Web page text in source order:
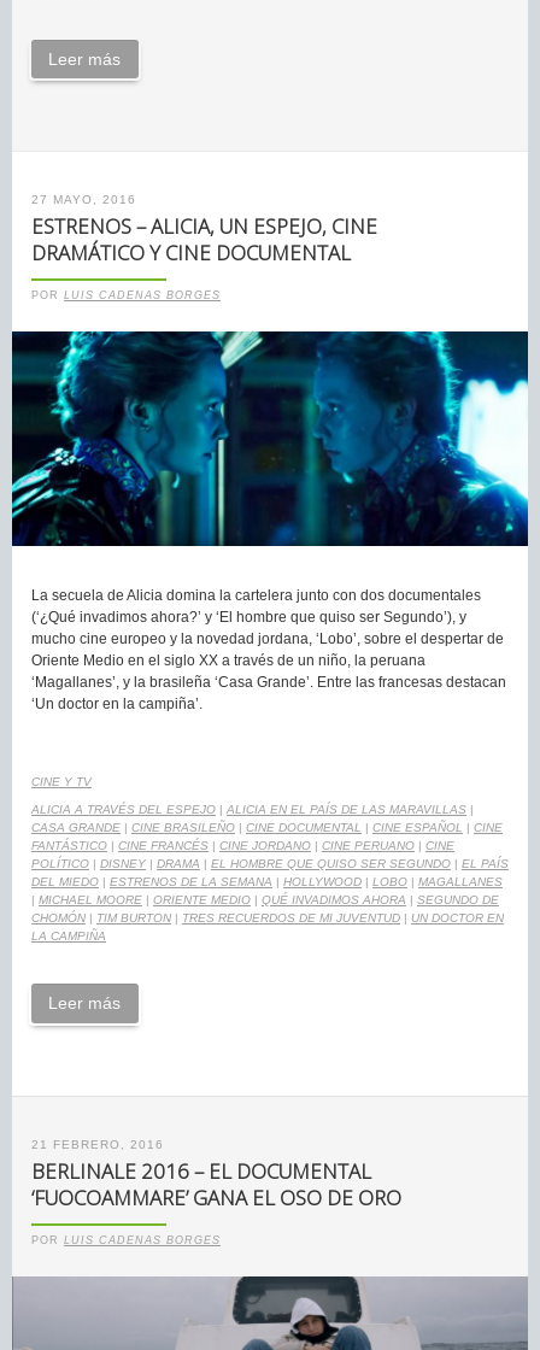
Leer más
27 MAYO, 2016
ESTRENOS – ALICIA, UN ESPEJO, CINE
DRAMÁTICO Y CINE DOCUMENTAL
POR LUIS CADENAS BORGES
La secuela de Alicia domina la cartelera junto con dos documentales
(‘¿Qué invadimos ahora?’ y ‘El hombre que quiso ser Segundo’), y
mucho cine europeo y la novedad jordana, ‘Lobo’, sobre el despertar de
Oriente Medio en el siglo XX a través de un niño, la peruana
‘Magallanes’, y la brasileña ‘Casa Grande’. Entre las francesas destacan
‘Un doctor en la campiña’.
CINE Y TV
ALICIA A TRAVÉS DEL ESPEJO | ALICIA EN EL PAÍS DE LAS MARAVILLAS |
CASA GRANDE | CINE BRASILEÑO | CINE DOCUMENTAL | CINE ESPAÑOL | CINE
FANTÁSTICO | CINE FRANCÉS | CINE JORDANO | CINE PERUANO | CINE
POLÍTICO | DISNEY | DRAMA | EL HOMBRE QUE QUISO SER SEGUNDO | EL PAÍS
DEL MIEDO | ESTRENOS DE LA SEMANA | HOLLYWOOD | LOBO | MAGALLANES
| MICHAEL MOORE | ORIENTE MEDIO | QUÉ INVADIMOS AHORA | SEGUNDO DE
CHOMÓN | TIM BURTON | TRES RECUERDOS DE MI JUVENTUD | UN DOCTOR EN
LA CAMPIÑA
Leer más
21 FEBRERO, 2016
BERLINALE 2016 – EL DOCUMENTAL
‘FUOCOAMMARE’ GANA EL OSO DE ORO
POR LUIS CADENAS BORGES